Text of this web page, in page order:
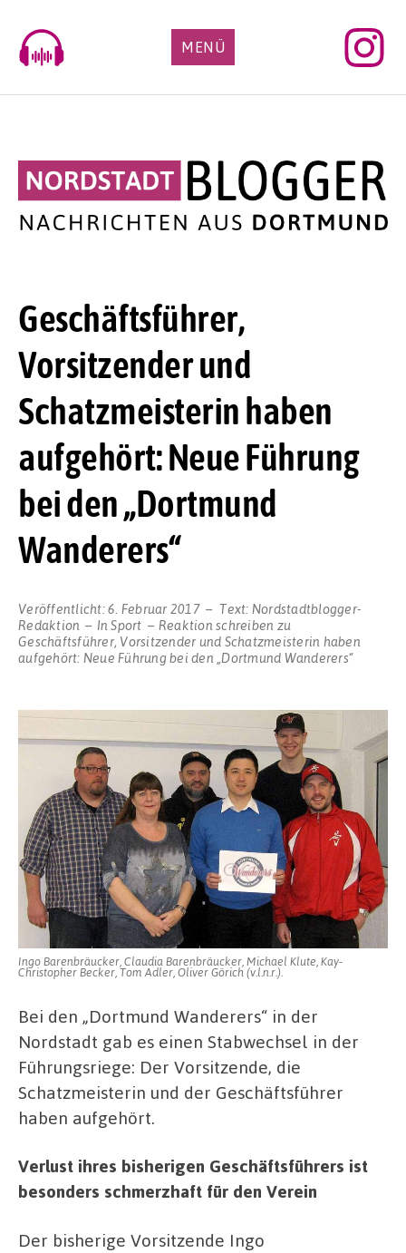
content
MENÜ
Geschäftsführer,
Vorsitzender und
Schatzmeisterin haben
aufgehört: Neue Führung
bei den „Dortmund
Wanderers“
Veröffentlicht:6. Februar 2017 Text: Nordstadtblogger-
Redaktion
InSport Reaktion schreiben zu
Geschäftsführer, Vorsitzender und Schatzmeisterin haben
aufgehört: Neue Führung bei den „Dortmund Wanderers“
Ingo Barenbräucker, Claudia Barenbräucker, Michael Klute, Kay-
Christopher Becker, Tom Adler, Oliver Görich (v.l.n.r.).
Bei den „Dortmund Wanderers“ in der
Nordstadt gab es einen Stabwechsel in der
Führungsriege: Der Vorsitzende, die
Schatzmeisterin und der Geschäftsführer
haben aufgehört.
Verlust ihres bisherigen Geschäftsführers ist
besonders schmerzhaft für den Verein
Der bisherige Vorsitzende Ingo